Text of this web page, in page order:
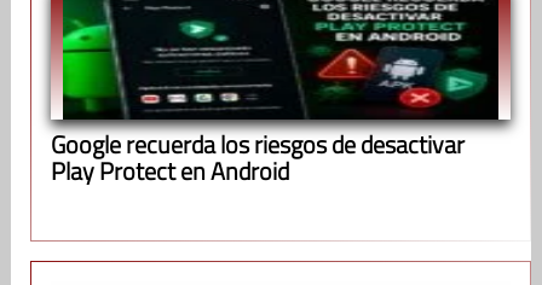
Google recuerda los riesgos de desactivar
Play Protect en Android